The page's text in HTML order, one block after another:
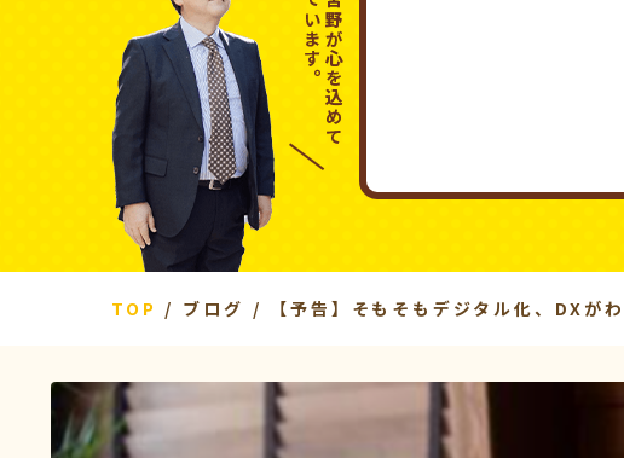
TOP ブログ 【予告】そもそもデジタル化、DXが